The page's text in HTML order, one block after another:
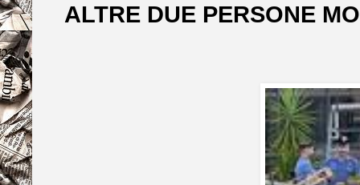
ALTRE DUE PERSONE